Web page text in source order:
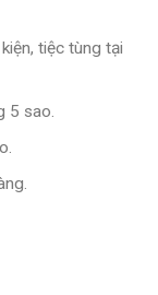
tiệc tùng tại
5 sao.